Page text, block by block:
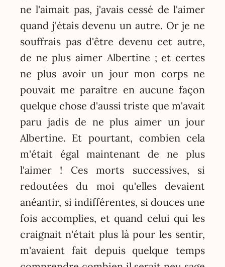
ne l'aimait pas, j'avais cessé de l'aimer
quand j'étais devenu un autre. Or je ne
souffrais pas d'être devenu cet autre,
de ne plus aimer Albertine ; et certes
ne plus avoir un jour mon corps ne
pouvait me paraître en aucune façon
quelque chose d'aussi triste que m'avait
paru jadis de ne plus aimer un jour
Albertine. Et pourtant, combien cela
m'était égal maintenant de ne plus
l'aimer ! Ces morts successives, si
redoutées du moi qu'elles devaient
anéantir, si indifférentes, si douces une
fois accomplies, et quand celui qui les
craignait n'était plus là pour les sentir,
m'avaient fait depuis quelque temps